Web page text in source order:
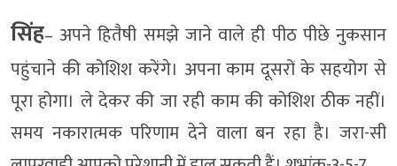
सिंह– अपने हितैषी समझे जाने वाले ही पीठ पीछे नुकसान
पहुंचाने की कोशिश करेंगे। अपना काम दूसरों के सहयोग से
पूरा होगा। ले देकर की जा रही काम की कोशिश ठीक नहीं।
समय नकारात्मक परिणाम देने वाला बन रहा है। जरा-सी